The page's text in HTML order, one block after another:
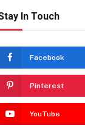
In Touch
Facebook
Pinterest
YouTube